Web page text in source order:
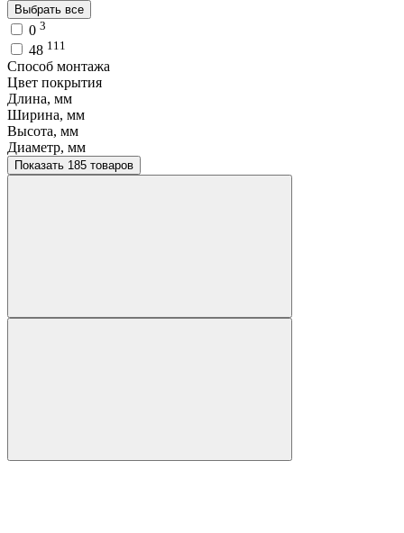
Выбрать все
0 3
48 111
Способ монтажа
Цвет покрытия
Длина, мм
Ширина, мм
Высота, мм
Диаметр, мм
Показать 185 товаров